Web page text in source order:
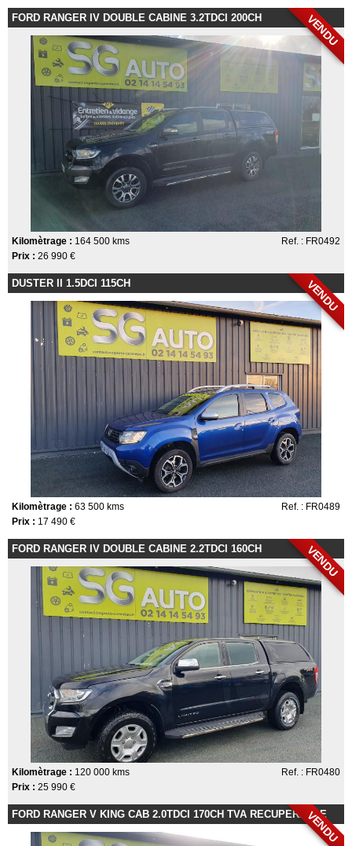
VENDU
FORD RANGER IV DOUBLE CABINE 3.2TDCI 200CH
Ref. : FR0492
Kilomètrage : 164 500 kms
Prix : 26 990 €
VENDU
DUSTER II 1.5DCI 115CH
Ref. : FR0489
Kilomètrage : 63 500 kms
Prix : 17 490 €
VENDU
FORD RANGER IV DOUBLE CABINE 2.2TDCI 160CH
Ref. : FR0480
Kilomètrage : 120 000 kms
Prix : 25 990 €
VENDU
FORD RANGER V KING CAB 2.0TDCI 170CH TVA RECUPERABLE